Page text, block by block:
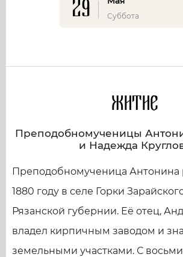
29 Суббота
Житие
Преподобномученицы
и Надежда
Преподобномученица Антонина
1880 году в селе Горки
Рязанской губернии. Её отец,
владел кирпичным заводом и
земельными участками. С